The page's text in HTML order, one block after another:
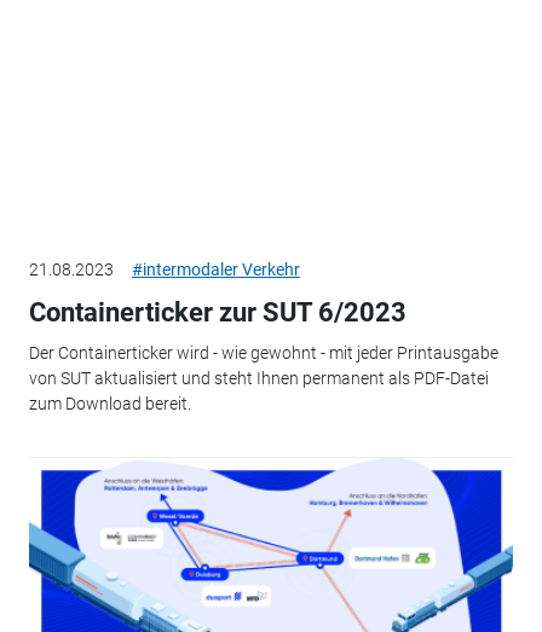
21.08.2023 #intermodaler Verkehr
Containerticker zur SUT 6/2023
Der Containerticker wird - wie gewohnt - mit jeder Printausgabe
von SUT aktualisiert und steht Ihnen permanent als PDF-Datei
zum Download bereit.